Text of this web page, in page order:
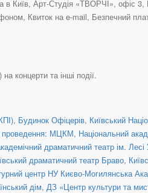
в Київ, Арт-Студія «ТВОРЧІ», офіс
Квиток на e-mail, Безпечний
концерти та інші події.
, Будинок Офіцерів, Київський
проведення: МЦКМ, Національний
драматичний театр ім. Лесі
драматичний театр Браво,
центр НУ Києво-Могилянська
дім, ДЗ «Центр культури та